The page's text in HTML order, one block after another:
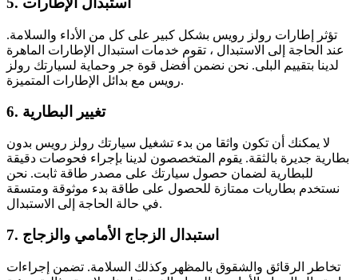
تؤثر إطارات رولز رويس بشكل كبير على كل من الأداء والسلامة.
عند الحاجة إلى الاستبدال ، تقوم خدمات استبدال الإطارات الماهرة
لدينا بتقييم البلى. نحن نضمن أفضل قوة جر وحماية لسيارتك رولز
رويس مع بدائل الإطارات المتميزة.
6. تغيير البطارية
لا يمكنك أن تكون واثقا من بدء تشغيل سيارتك رولز رويس بدون
بطارية جديرة بالثقة. يقوم المتخصصون لدينا بإجراء فحوصات دقيقة
للبطارية لضمان حصول سيارتك على مصدر طاقة ثابت. نحن
نستخدم بطاريات ممتازة للحصول على طاقة بدء موثوقة ومتسقة
في حالة الحاجة إلى الاستبدال.
تخاطر الرقائق والشقوق بالمظهر وكذلك السلامة. تضمن إجراءات